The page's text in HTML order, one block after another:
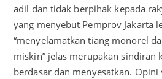
adil dan tidak berpihak kepada
yang menyebut Pemprov Jakarta
“menyelamatkan tiang monorel
miskin” jelas merupakan sindiran
berdasar dan menyesatkan.